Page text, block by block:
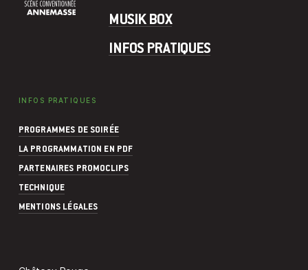
MUSIK BOX
INFOS PRATIQUES
INFOS PRATIQUES
PROGRAMMES DE SOIRÉE
LA PROGRAMMATION EN PDF
PARTENAIRES PROMOCLIPS
TECHNIQUE
MENTIONS LÉGALES